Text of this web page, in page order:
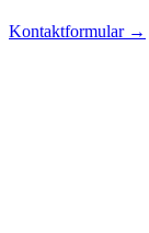
Kontaktformular →